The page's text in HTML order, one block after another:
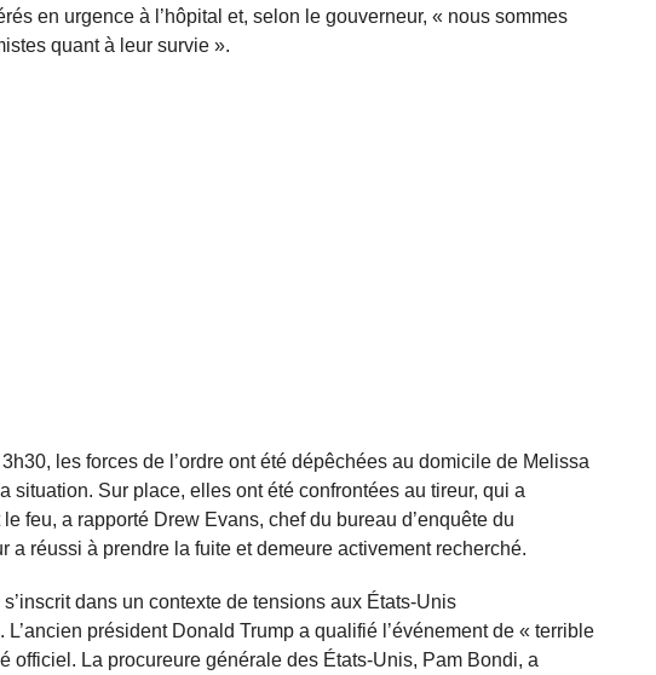
en urgence à l’hôpital et, selon le gouverneur, « nous sommes
quant à leur survie ».
les forces de l’ordre ont été dépêchées au domicile de Melissa
situation. Sur place, elles ont été confrontées au tireur, qui a
feu, a rapporté Drew Evans, chef du bureau d’enquête du
a réussi à prendre la fuite et demeure activement recherché.
dans un contexte de tensions aux États-Unis
L’ancien président Donald Trump a qualifié l’événement de « terrible
officiel. La procureure générale des États-Unis, Pam Bondi, a